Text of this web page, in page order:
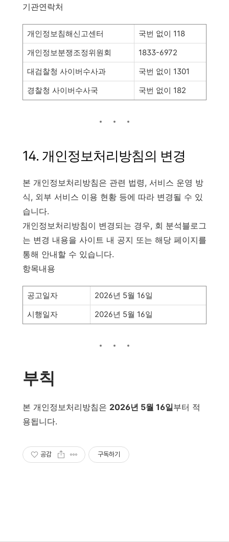
기관연락처
개인정보침해신고센터
국번 없이 118
개인정보분쟁조정위원회
1833-6972
대검찰청 사이버수사과
국번 없이 1301
경찰청 사이버수사국
국번 없이 182
14. 개인정보처리방침의 변경
본 개인정보처리방침은 관련 법령, 서비스 운영 방
식, 외부 서비스 이용 현황 등에 따라 변경될 수 있
습니다.
개인정보처리방침이 변경되는 경우, 회 분석블로그
는 변경 내용을 사이트 내 공지 또는 해당 페이지를
통해 안내할 수 있습니다.
항목내용
공고일자
2026년 5월 16일
시행일자
2026년 5월 16일
부칙
본 개인정보처리방침은 2026년 5월 16일부터 적
용됩니다.
공감 구독하기